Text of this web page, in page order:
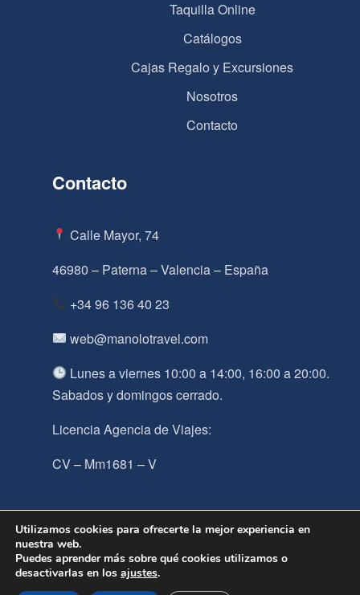
Taquilla Online
Catálogos
Cajas Regalo y Excursiones
Nosotros
Contacto
Contacto
Calle Mayor, 74
46980 – Paterna – Valencia – España
+34 96 136 40 23
web@manolotravel.com
Lunes a viernes 10:00 a 14:00, 16:00 a 20:00.
Sabados y domingos cerrado.
Licencia Agencia de Viajes:
CV – Mm1681 – V
© 2026 Manolo Travel · Todos los derechos reservados
· Hospedaje y programación por TodoRed.es
Utilizamos cookies para ofrecerte la mejor experiencia en
nuestra web.
Puedes aprender más sobre qué cookies utilizamos o
desactivarlas en los ajustes.